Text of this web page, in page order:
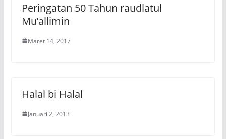
Peringatan 50 Tahun raudlatul
Mu’allimin
Maret 14, 2017
Halal bi Halal
Januari 2, 2013